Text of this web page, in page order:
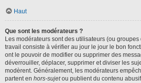
Haut
Que sont les modérateurs ?
Les modérateurs sont des utilisateurs (ou groupes
travail consiste à vérifier au jour le jour le bon
ont le pouvoir de modifier ou supprimer des
déverrouiller, déplacer, supprimer et diviser les
modèrent. Généralement, les modérateurs
partent en hors-sujetou publient du contenu